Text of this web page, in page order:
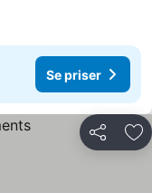
Se priser
Dela